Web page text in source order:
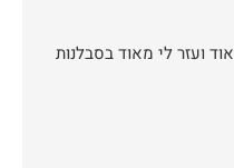
ועזר לי מאוד בסבלנות